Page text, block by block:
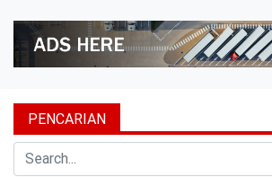
PENCARIAN
Search